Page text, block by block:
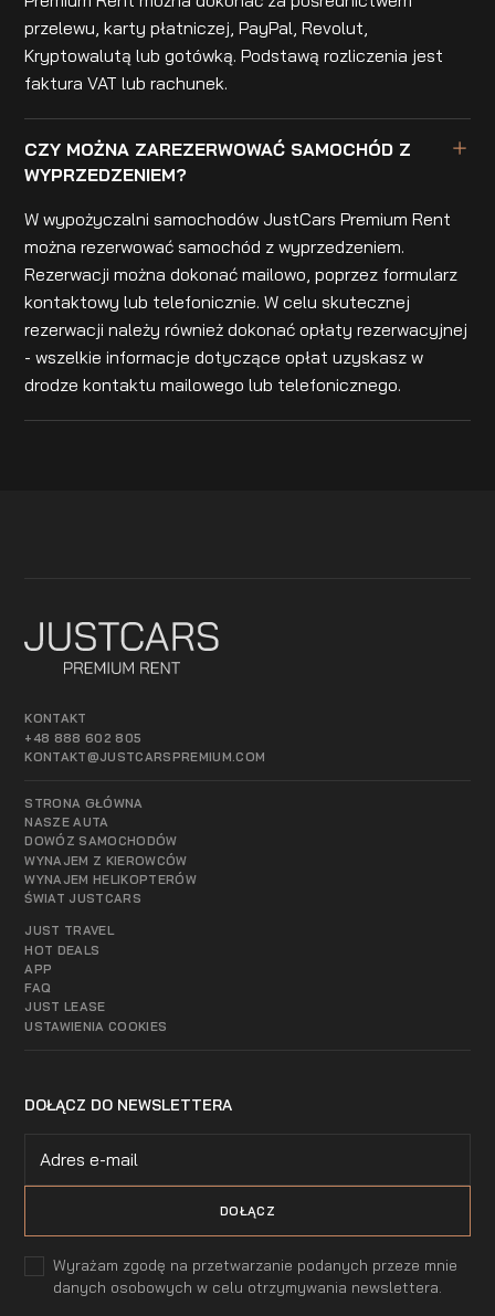
przelewu, karty płatniczej, PayPal, Revolut,
Kryptowalutą lub gotówką. Podstawą rozliczenia jest
faktura VAT lub rachunek.
CZY MOŻNA ZAREZERWOWAĆ SAMOCHÓD Z
WYPRZEDZENIEM?
W wypożyczalni samochodów JustCars Premium Rent
można rezerwować samochód z wyprzedzeniem.
Rezerwacji można dokonać mailowo, poprzez formularz
kontaktowy lub telefonicznie. W celu skutecznej
rezerwacji należy również dokonać opłaty rezerwacyjnej
- wszelkie informacje dotyczące opłat uzyskasz w
drodze kontaktu mailowego lub telefonicznego.
KONTAKT
+48 888 602 805
KONTAKT@JUSTCARSPREMIUM.COM
STRONA GŁÓWNA
NASZE AUTA
DOWÓZ SAMOCHODÓW
WYNAJEM Z KIEROWCÓW
WYNAJEM HELIKOPTERÓW
ŚWIAT JUSTCARS
JUST TRAVEL
HOT DEALS
APP
FAQ
JUST LEASE
USTAWIENIA COOKIES
DOŁĄCZ DO NEWSLETTERA
Wyrażam zgodę na przetwarzanie podanych przeze mnie
danych osobowych w celu otrzymywania newslettera.